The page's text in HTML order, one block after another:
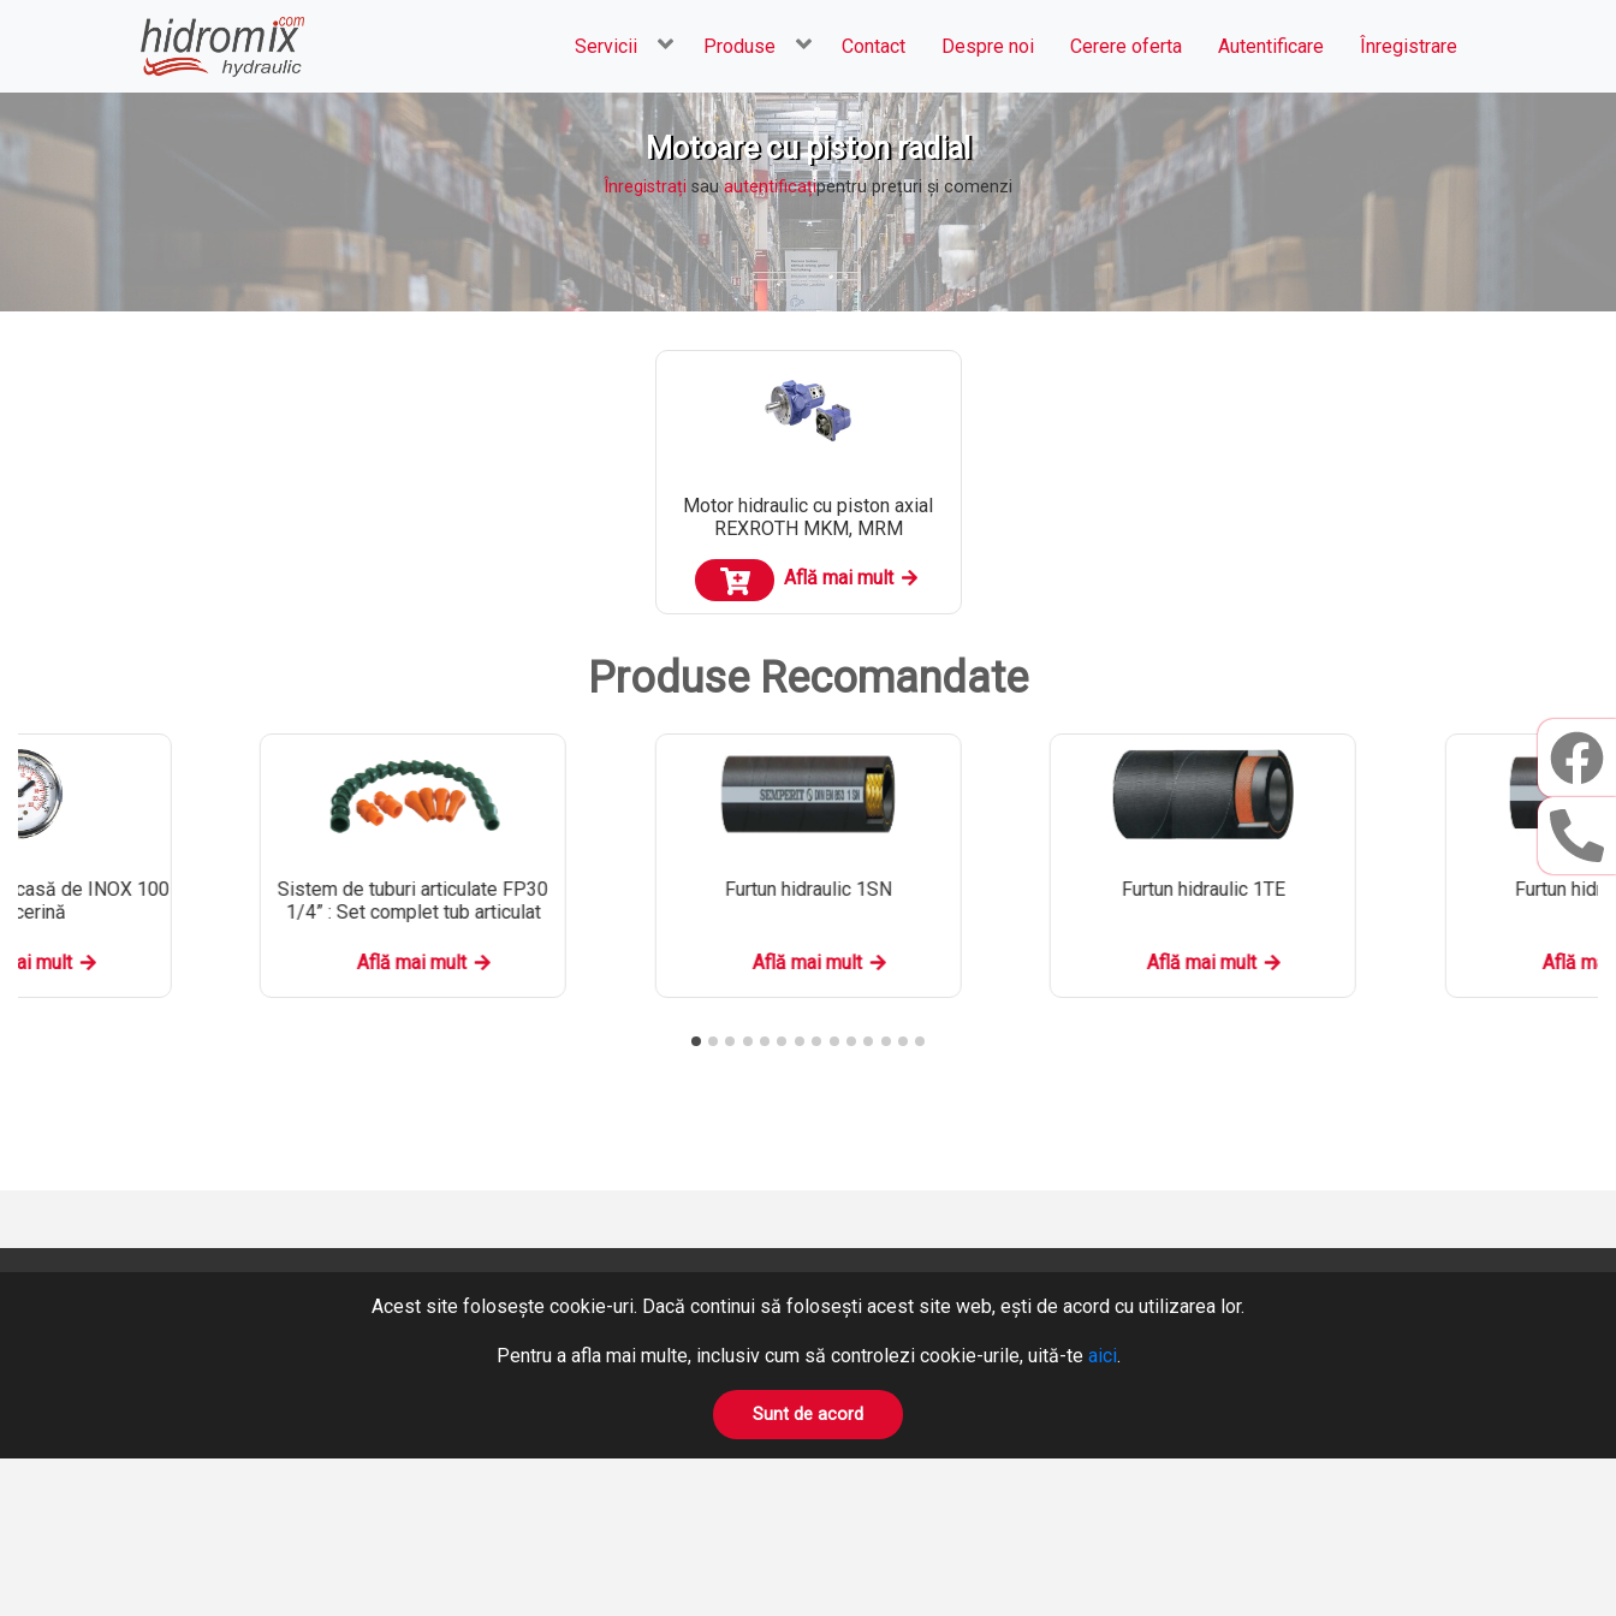
Servicii Produse Contact Despre noi Cerere oferta Autentificare Înregistrare
Motoare cu piston radial
Înregistrați sauautentificațipentru prețuri şi comenzi
Motor hidraulic cu piston axial
REXROTH MKM, MRM
Află mai mult
Produse Recomandate
de INOX 100
mult
Sistem de tuburi articulate FP30
1/4” : Set complet tub articulat
Află mai mult
Furtun hidraulic 1SN
Află mai mult
Furtun hidraulic 1TE
Află mai mult
Furtun
Află mai
Acest site folosește cookie-uri. Dacă continui să folosești acest site web, ești de acord cu utilizarea lor.
Pentru a afla mai multe, inclusiv cum să controlezi cookie-urile, uită-te aici.
Sunt de acord
CONTACT SERVICII
Hidraulică
BOWDEN
Prelucrări pe mașini unelte
PRODUSE